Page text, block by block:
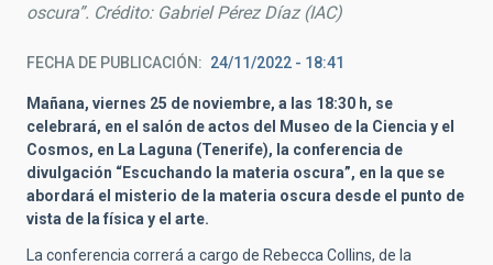
oscura”. Crédito: Gabriel Pérez Díaz (IAC)
FECHA DE PUBLICACIÓN 24/11/2022 - 18:41
Mañana, viernes 25 de noviembre, a las 18:30 h, se
celebrará, en el salón de actos del Museo de la Ciencia y el
Cosmos, en La Laguna (Tenerife), la conferencia de
divulgación “Escuchando la materia oscura”, en la que se
abordará el misterio de la materia oscura desde el punto de
vista de la física y el arte.
La conferencia correrá a cargo de Rebecca Collins, de la